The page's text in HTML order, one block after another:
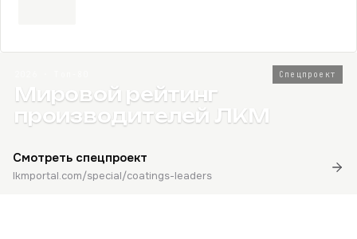
Спецпроект
Мировой рейтинг
производителей ЛКМ
Смотреть спецпроект
lkmportal.com/special/coatings-leaders